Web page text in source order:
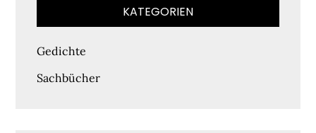
KATEGORIEN
Gedichte
Sachbücher